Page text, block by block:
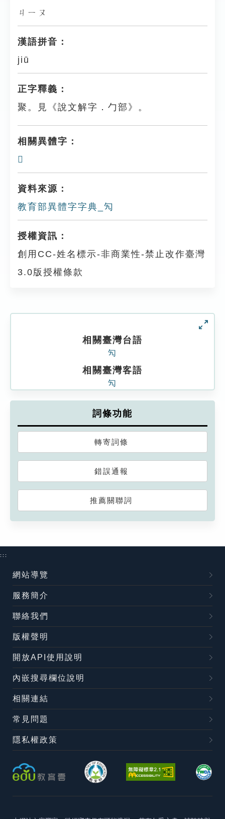
ㄐㄧㄡ
漢語拼音：
jiū
正字釋義：
聚。見《說文解字．勹部》。
相關異體字：
𢜥
資料來源：
教育部異體字字典_勼
授權資訊：
創用CC-姓名標示-非商業性-禁止改作臺灣
3.0版授權條款
相關臺灣台語
勼
相關臺灣客語
勼
詞條功能
轉寄詞條
錯誤通報
推薦關聯詞
:::
網站導覽
服務簡介
聯絡我們
版權聲明
開放API使用說明
內嵌搜尋欄位說明
相關連結
常見問題
隱私權政策